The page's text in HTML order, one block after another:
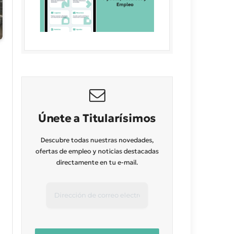
Únete a Titularísimos
Descubre todas nuestras novedades,
ofertas de empleo y noticias destacadas
directamente en tu e-mail.